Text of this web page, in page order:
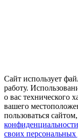
Сайт использует
работу.
о вас технического
вашего
пользоваться
конфиденциальности
своих